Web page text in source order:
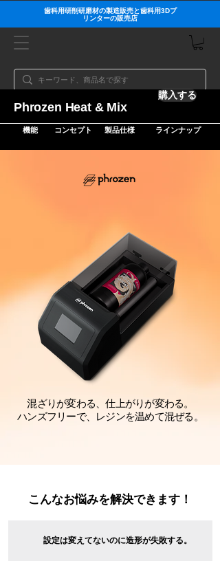
歯科用研削研磨材の製造販売と歯科用3Dプ
リンターの販売店
Phrozen Heat & Mix
購入する
機能 コンセプト 製品仕様 ラインナップ
混ざりが変わる、仕上がりが変わる。
ハンズフリーで、レジンを温めて混ぜる。
こんなお悩みを解決できます！
設定は変えてないのに造形が失敗する​。